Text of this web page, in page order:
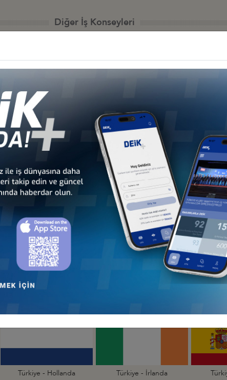
Diğer İş Konseyleri
İş Konseyleri
Karayipler İş
Sektörel
Türkiye - Arnavutluk
İş Konseyi
Türkiye - Avusturya
İş Konseyi
Türkiye - Çekya
İş Konseyi
Türkiye - Danimarka
Türkiye - Hollanda
Türkiye - İrlanda